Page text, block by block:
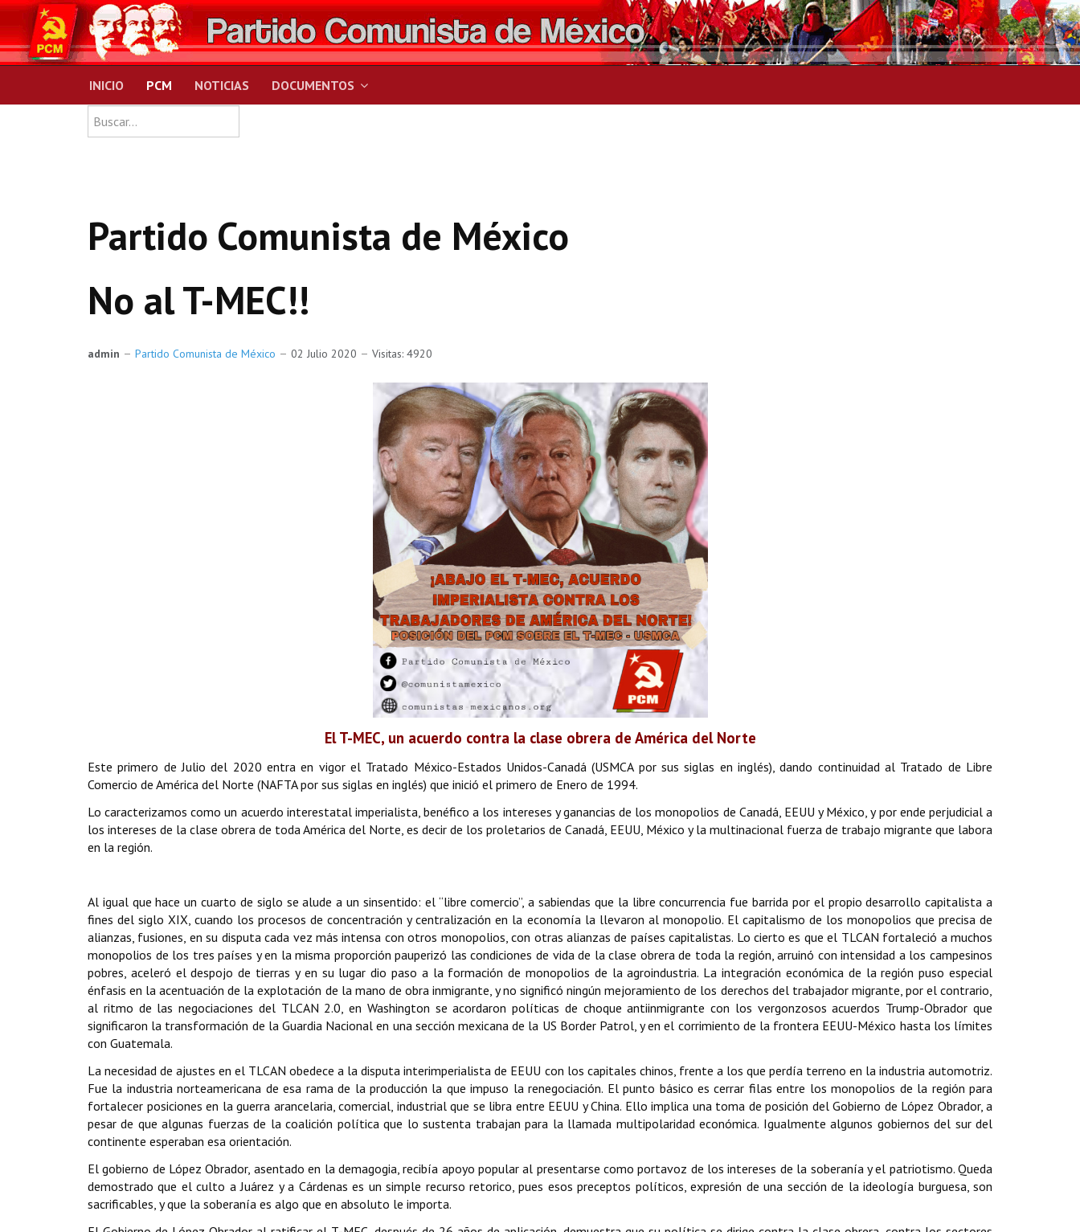
INICIO PCM NOTICIAS
DOCUMENTOS
Buscar
Partido Comunista de México
No al T-MEC!!
admin Partido Comunista de México 02 Julio 2020 Visitas: 4920
El T-MEC, un acuerdo contra la clase obrera de América del Norte
Este primero de Julio del 2020 entra en vigor el Tratado México-Estados Unidos-Canadá (USMCA por sus siglas en inglés), dando continuidad al Tratado de Libre
Comercio de América del Norte (NAFTA por sus siglas en inglés) que inició el primero de Enero de 1994.
Lo caracterizamos como un acuerdo interestatal imperialista, benéfico a los intereses y ganancias de los monopolios de Canadá, EEUU y México, y por ende perjudicial a
los intereses de la clase obrera de toda América del Norte, es decir de los proletarios de Canadá, EEUU, México y la multinacional fuerza de trabajo migrante que labora
en la región.
Al igual que hace un cuarto de siglo se alude a un sinsentido: el “libre comercio”, a sabiendas que la libre concurrencia fue barrida por el propio desarrollo capitalista a
fines del siglo XIX, cuando los procesos de concentración y centralización en la economía la llevaron al monopolio. El capitalismo de los monopolios que precisa de
alianzas, fusiones, en su disputa cada vez más intensa con otros monopolios, con otras alianzas de países capitalistas. Lo cierto es que el TLCAN fortaleció a muchos
monopolios de los tres países y en la misma proporción pauperizó las condiciones de vida de la clase obrera de toda la región, arruinó con intensidad a los campesinos
pobres, aceleró el despojo de tierras y en su lugar dio paso a la formación de monopolios de la agroindustria. La integración económica de la región puso especial
énfasis en la acentuación de la explotación de la mano de obra inmigrante, y no significó ningún mejoramiento de los derechos del trabajador migrante, por el contrario,
al ritmo de las negociaciones del TLCAN 2.0, en Washington se acordaron políticas de choque antiinmigrante con los vergonzosos acuerdos Trump-Obrador que
significaron la transformación de la Guardia Nacional en una sección mexicana de la US Border Patrol, y en el corrimiento de la frontera EEUU-México hasta los límites
con Guatemala.
La necesidad de ajustes en el TLCAN obedece a la disputa interimperialista de EEUU con los capitales chinos, frente a los que perdía terreno en la industria automotriz.
Fue la industria norteamericana de esa rama de la producción la que impuso la renegociación. El punto básico es cerrar filas entre los monopolios de la región para
fortalecer posiciones en la guerra arancelaria, comercial, industrial que se libra entre EEUU y China. Ello implica una toma de posición del Gobierno de López Obrador, a
pesar de que algunas fuerzas de la coalición política que lo sustenta trabajan para la llamada multipolaridad económica. Igualmente algunos gobiernos del sur del
continente esperaban esa orientación.
El gobierno de López Obrador, asentado en la demagogia, recibía apoyo popular al presentarse como portavoz de los intereses de la soberanía y el patriotismo. Queda
demostrado que el culto a Juárez y a Cárdenas es un simple recurso retorico, pues esos preceptos políticos, expresión de una sección de la ideología burguesa, son
sacrificables, y que la soberanía es algo que en absoluto le importa.